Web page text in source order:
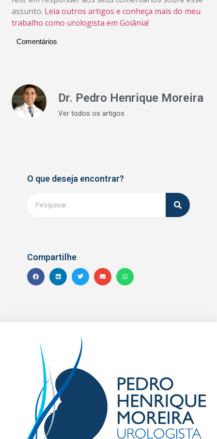
assunto. Leia outros artigos e conheça mais do meu
trabalho como urologista em Goiânia!
Comentários
Dr. Pedro Henrique Moreira
Ver todos os artigos
O que deseja encontrar?
Compartilhe